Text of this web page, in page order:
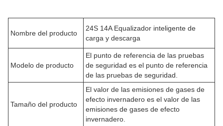
Nombre del producto
24S 14A Equalizador inteligente de
carga y descarga
Modelo de producto
El punto de referencia de las pruebas
de seguridad es el punto de referencia
de las pruebas de seguridad.
Tamaño del producto
El valor de las emisiones de gases de
efecto invernadero es el valor de las
emisiones de gases de efecto
invernadero.